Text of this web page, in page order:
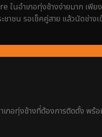
ในอำเภอทุ่งช้างง่ายมาก เพียง
ชาชน รอเช็คคู่สาย แล้วนัดช่างเ
ภอทุ่งช้างที่ต้องการติดตั้ง พร้